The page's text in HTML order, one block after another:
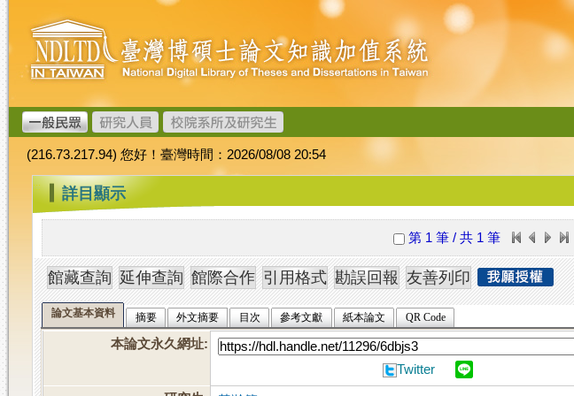
跳
到
主
要
內
容
臺
灣
博
碩
士
論
文
加
值
系
統
(216.73.217.94) 您好！臺灣時間：2026/08/08 20:54
::: 詳目顯示
第 1 筆 / 共 1 筆
論文基本資料 摘要 外文摘要 目次 參考文獻 紙本論文 QR Code
本論文永久網址:
Twitter